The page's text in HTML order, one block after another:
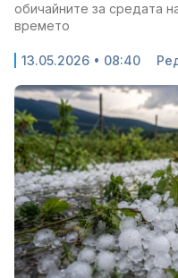
обичайните за средата
времето
13.05.2026 • 08:40